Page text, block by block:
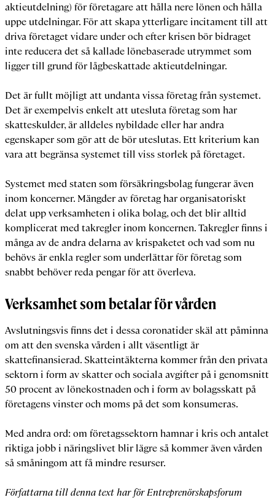
aktieutdelning) för företagare att hålla nere lönen och hålla
uppe utdelningar. För att skapa ytterligare incitament till att
driva företaget vidare under och efter krisen bör bidraget
inte reducera det så kallade lönebaserade utrymmet som
ligger till grund för lågbeskattade aktieutdelningar.
Det är fullt möjligt att undanta vissa företag från systemet.
Det är exempelvis enkelt att utesluta företag som har
skatteskulder, är alldeles nybildade eller har andra
egenskaper som gör att de bör uteslutas. Ett kriterium kan
vara att begränsa systemet till viss storlek på företaget.
Systemet med staten som försäkringsbolag fungerar även
inom koncerner. Mängder av företag har organisatoriskt
delat upp verksamheten i olika bolag, och det blir alltid
komplicerat med takregler inom koncernen. Takregler finns i
många av de andra delarna av krispaketet och vad som nu
behövs är enkla regler som underlättar för företag som
snabbt behöver reda pengar för att överleva.
Verksamhet som betalar för vården
Avslutningsvis finns det i dessa coronatider skäl att påminna
om att den svenska vården i allt väsentligt är
skattefinansierad. Skatteintäkterna kommer från den privata
sektorn i form av skatter och sociala avgifter på i genomsnitt
50 procent av lönekostnaden och i form av bolagsskatt på
företagens vinster och moms på det som konsumeras.
Med andra ord: om företagssektorn hamnar i kris och antalet
riktiga jobb i näringslivet blir lägre så kommer även vården
så småningom att få mindre resurser.
Författarna till denna text har för Entreprenörskapsforum